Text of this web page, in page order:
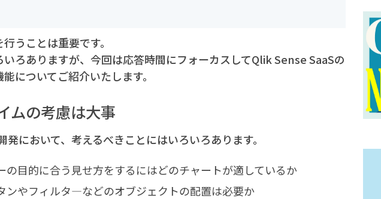
うことは重要です。
ろありますが、今回は応答時間にフォーカスしてQlik Sense SaaSの
についてご紹介いたします。
ムの考慮は大事
において、考えるべきことにはいろいろあります。
の目的に合う見せ方をするにはどのチャートが適しているか
ンやフィルタ―などのオブジェクトの配置は必要か